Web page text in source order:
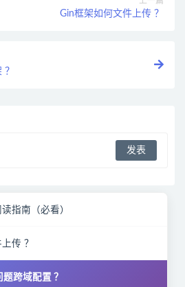
Gin框架如何文件上传 ？
指南（必看）
传 ？
跨域配置 ？